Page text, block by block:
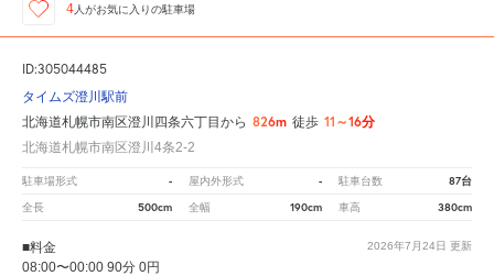
4人がお気に入りの駐車場
ID:305044485
タイムズ澄川駅前
北海道札幌市南区澄川四条六丁目から 826m 徒歩 11～16分
北海道札幌市南区澄川4条2-2
駐車場形式 - 屋内外形式 - 駐車台数 87台
全長 500cm 全幅 190cm 車高 380cm
2026年7月24日 更新
■料金
08:00〜00:00 90分 0円